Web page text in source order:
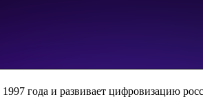
года и развивает цифровизацию